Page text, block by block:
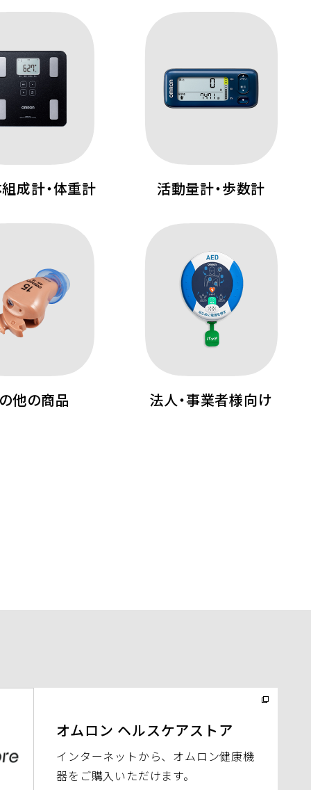
成計・体重計 活動量計・歩数計
他の商品 法人・事業者様向け
オムロン ヘルスケアストア
インターネットから、オムロン健康機
器をご購入いただけます。